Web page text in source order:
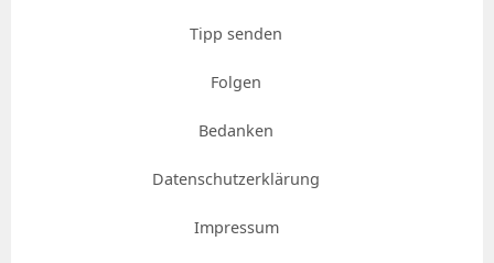
Tipp senden
Folgen
Bedanken
Datenschutzerklärung
Impressum